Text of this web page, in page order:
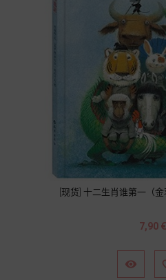
[现货] 十二生肖谁第一（金
Prix
7,90 €
